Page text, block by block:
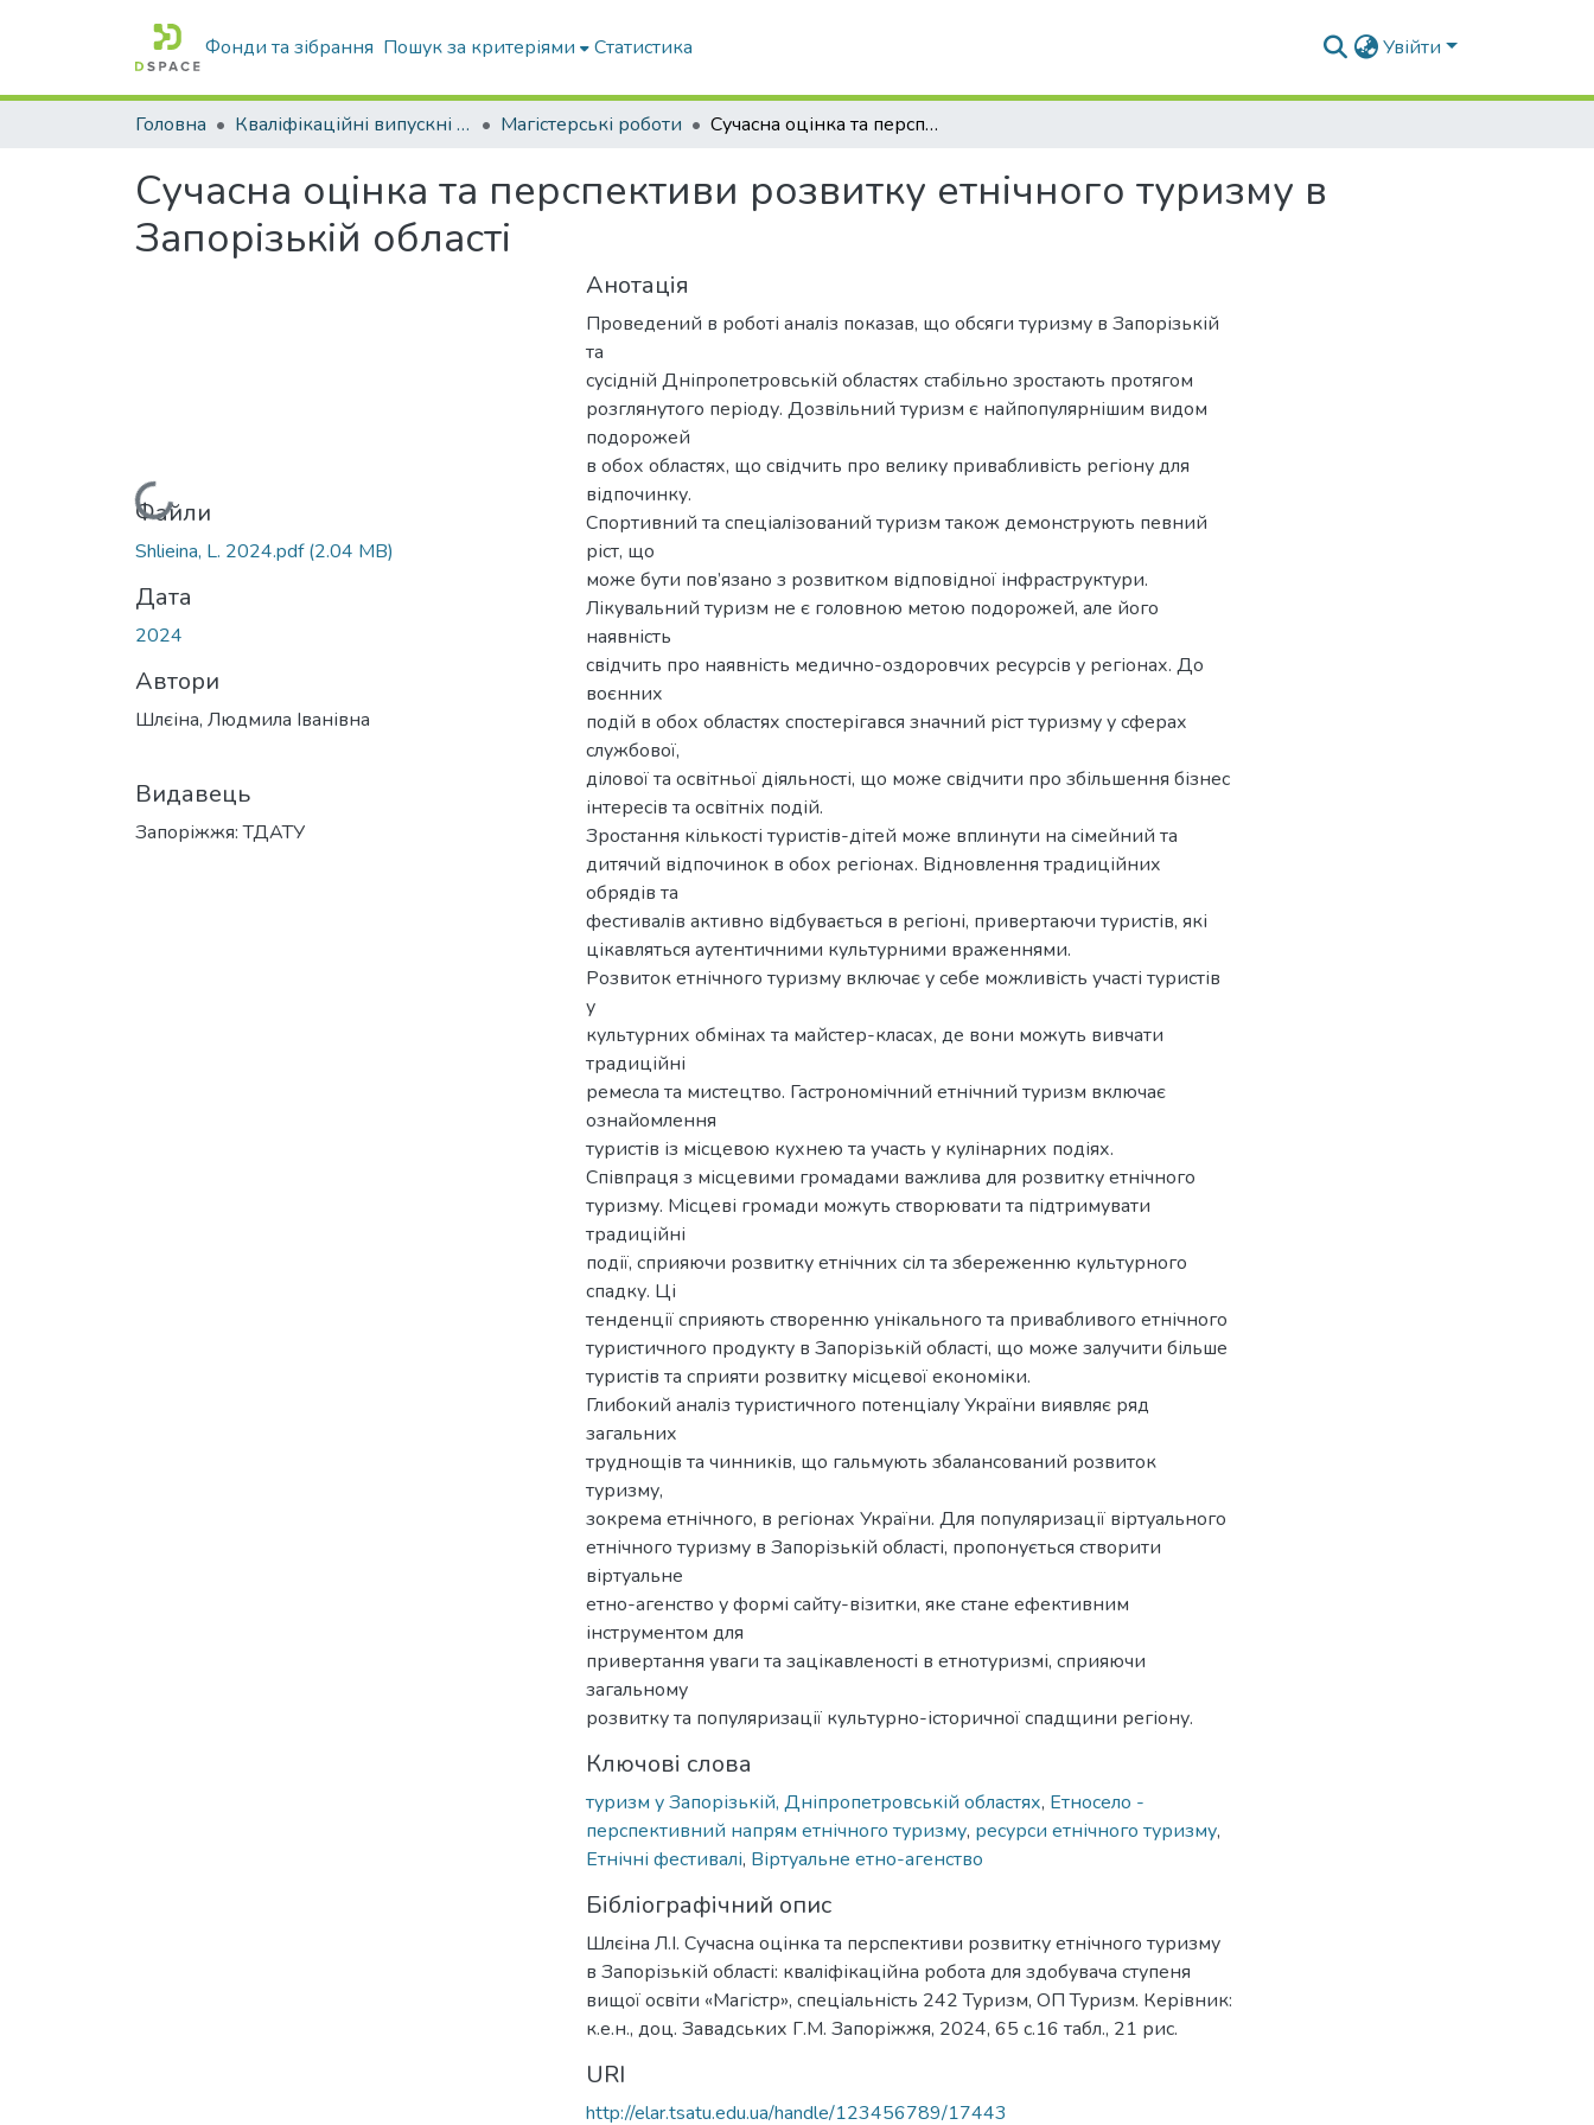
Фонди та зібрання Пошук за критеріями Статистика Увійти
Головна Кваліфікаційні випускні роботи бакалаврів і магістрів Магістерські роботи Сучасна оцінка та перспективи розвитку етнічного туризму в Запорізькій області
Сучасна оцінка та перспективи розвитку етнічного туризму в
Запорізькій області
Вантажиться...
Файли
Shlieina, L. 2024.pdf(2.04 MB)
Дата
2024
Автори
Шлєіна, Людмила Іванівна
Видавець
Запоріжжя: ТДАТУ
Анотація
Проведений в роботі аналіз показав, що обсяги туризму в Запорізькій
та
сусідній Дніпропетровській областях стабільно зростають протягом
розглянутого періоду. Дозвільний туризм є найпопулярнішим видом
подорожей
в обох областях, що свідчить про велику привабливість регіону для
відпочинку.
Спортивний та спеціалізований туризм також демонструють певний
ріст, що
може бути пов’язано з розвитком відповідної інфраструктури.
Лікувальний туризм не є головною метою подорожей, але його
наявність
свідчить про наявність медично-оздоровчих ресурсів у регіонах. До
воєнних
подій в обох областях спостерігався значний ріст туризму у сферах
службової,
ділової та освітньої діяльності, що може свідчити про збільшення бізнес
інтересів та освітніх подій.
Зростання кількості туристів-дітей може вплинути на сімейний та
дитячий відпочинок в обох регіонах. Відновлення традиційних
обрядів та
фестивалів активно відбувається в регіоні, привертаючи туристів, які
цікавляться аутентичними культурними враженнями.
Розвиток етнічного туризму включає у себе можливість участі туристів
у
культурних обмінах та майстер-класах, де вони можуть вивчати
традиційні
ремесла та мистецтво. Гастрономічний етнічний туризм включає
ознайомлення
туристів із місцевою кухнею та участь у кулінарних подіях.
Співпраця з місцевими громадами важлива для розвитку етнічного
туризму. Місцеві громади можуть створювати та підтримувати
традиційні
події, сприяючи розвитку етнічних сіл та збереженню культурного
спадку. Ці
тенденції сприяють створенню унікального та привабливого етнічного
туристичного продукту в Запорізькій області, що може залучити більше
туристів та сприяти розвитку місцевої економіки.
Глибокий аналіз туристичного потенціалу України виявляє ряд
загальних
труднощів та чинників, що гальмують збалансований розвиток
туризму,
зокрема етнічного, в регіонах України. Для популяризації віртуального
етнічного туризму в Запорізькій області, пропонується створити
віртуальне
етно-агенство у формі сайту-візитки, яке стане ефективним
інструментом для
привертання уваги та зацікавленості в етнотуризмі, сприяючи
загальному
розвитку та популяризації культурно-історичної спадщини регіону.
Ключові слова
туризм у Запорізькій, Дніпропетровській областях, Етносело -
перспективний напрям етнічного туризму, ресурси етнічного туризму,
Етнічні фестивалі, Віртуальне етно-агенство
Бібліографічний опис
Шлєіна Л.І. Сучасна оцінка та перспективи розвитку етнічного туризму
в Запорізькій області: кваліфікаційна робота для здобувача ступеня
вищої освіти «Магістр», спеціальність 242 Туризм, ОП Туризм. Керівник:
к.е.н., доц. Завадських Г.М. Запоріжжя, 2024, 65 с.16 табл., 21 рис.
URI
http://elar.tsatu.edu.ua/handle/123456789/17443